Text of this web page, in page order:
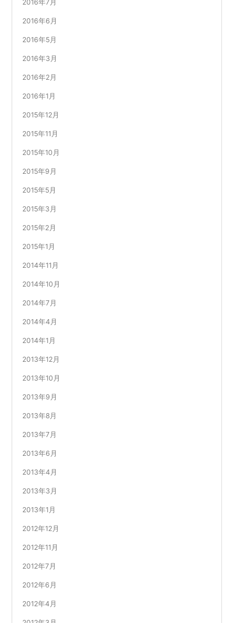
2016年7月
2016年6月
2016年5月
2016年3月
2016年2月
2016年1月
2015年12月
2015年11月
2015年10月
2015年9月
2015年5月
2015年3月
2015年2月
2015年1月
2014年11月
2014年10月
2014年7月
2014年4月
2014年1月
2013年12月
2013年10月
2013年9月
2013年8月
2013年7月
2013年6月
2013年4月
2013年3月
2013年1月
2012年12月
2012年11月
2012年7月
2012年6月
2012年4月